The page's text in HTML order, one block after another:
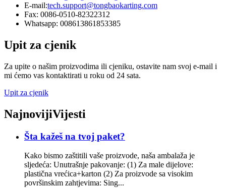
E-mail:tech.support@tongbaokarting.com
Fax: 0086-0510-82322312
Whatsapp: 008613861853385
Upit za cjenik
Za upite o našim proizvodima ili cjeniku, ostavite nam svoj e-mail i
mi ćemo vas kontaktirati u roku od 24 sata.
Upit za cjenik
NajnovijiVijesti
Šta kažeš na tvoj paket?
Kako bismo zaštitili vaše proizvode, naša ambalaža je
sljedeća: Unutrašnje pakovanje: (1) Za male dijelove:
plastična vrećica+karton (2) Za proizvode sa visokim
površinskim zahtjevima: Sing...